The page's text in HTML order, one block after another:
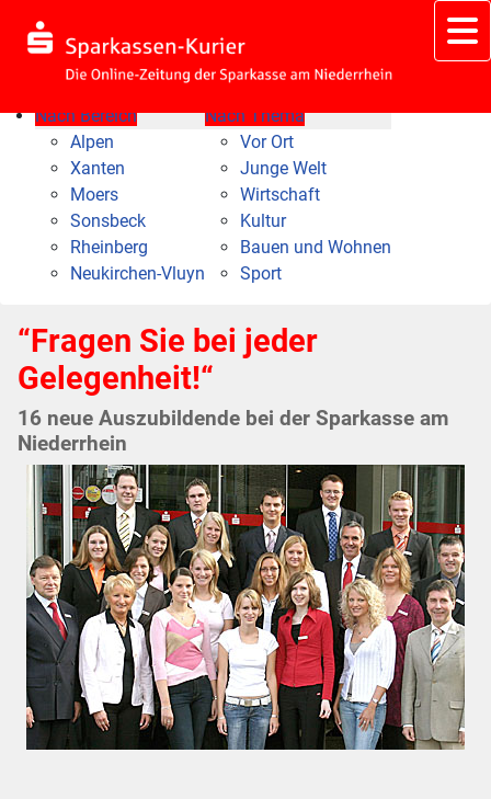
Nach Bereich
Alpen
Xanten
Moers
Sonsbeck
Rheinberg
Neukirchen-Vluyn
Nach Thema
Vor Ort
Junge Welt
Wirtschaft
Kultur
Bauen und Wohnen
Sport
“Fragen Sie bei jeder
Gelegenheit!“
16 neue Auszubildende bei der Sparkasse am
Niederrhein